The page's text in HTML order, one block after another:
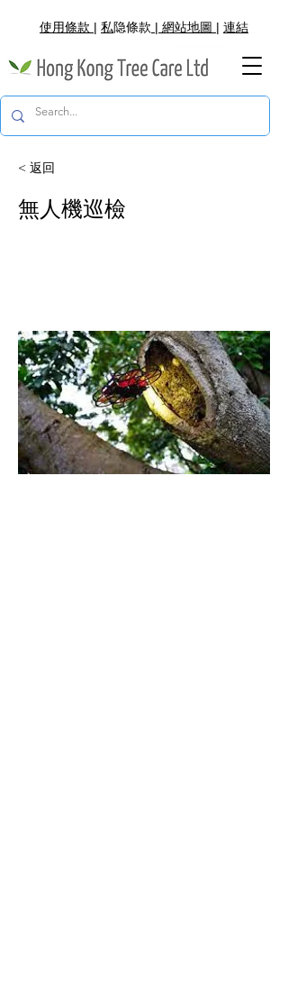
使用條款 | 私隐條款 | 網站地圖 | 連結
< 返回
無人機巡檢